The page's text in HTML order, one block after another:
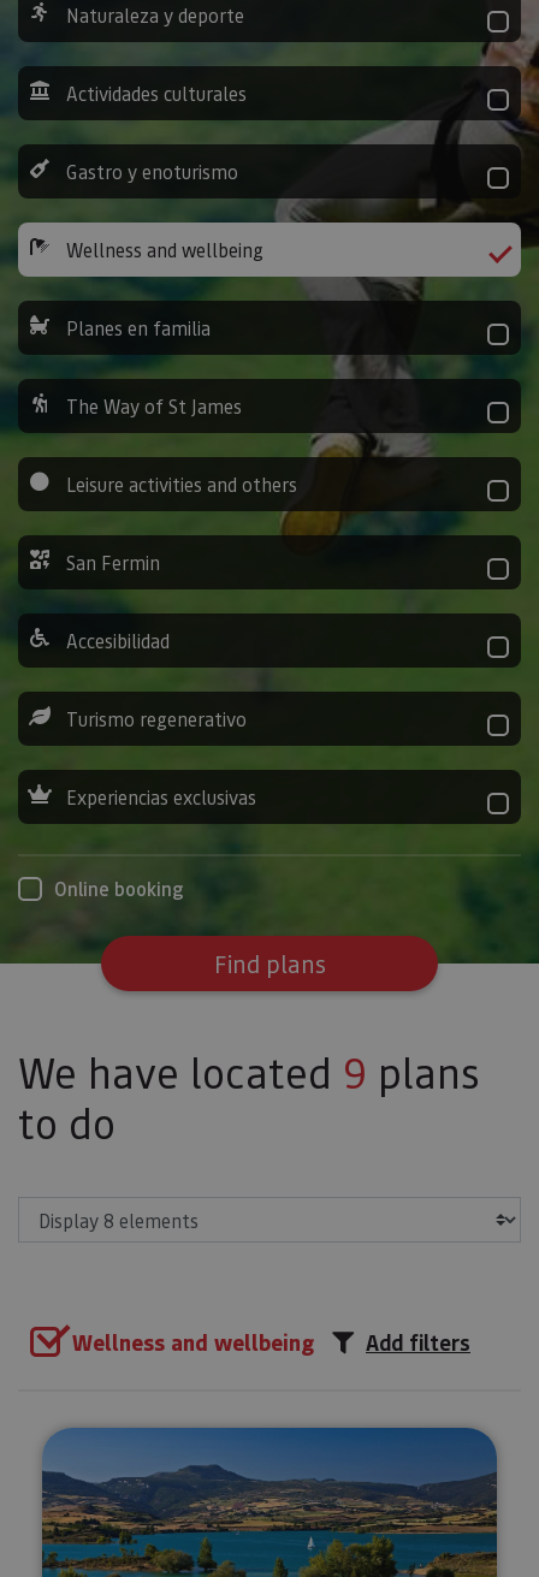
Naturaleza y deporte
Actividades culturales
Gastro y enoturismo
Wellness and wellbeing
Planes en familia
The Way of St James
Leisure activities and others
San Fermin
Accesibilidad
Turismo regenerativo
Experiencias exclusivas
Online booking
Find plans
We have located 9 plans
to do
Wellness and wellbeing Add filters
SUP Yoga on the Alloz